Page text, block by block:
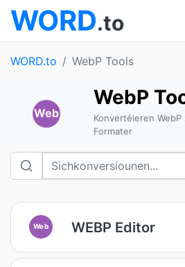
WORD.to
WORD.to WebP Tools
Web
WebP
Konvertéieren
Formater
Web WEBP Editor